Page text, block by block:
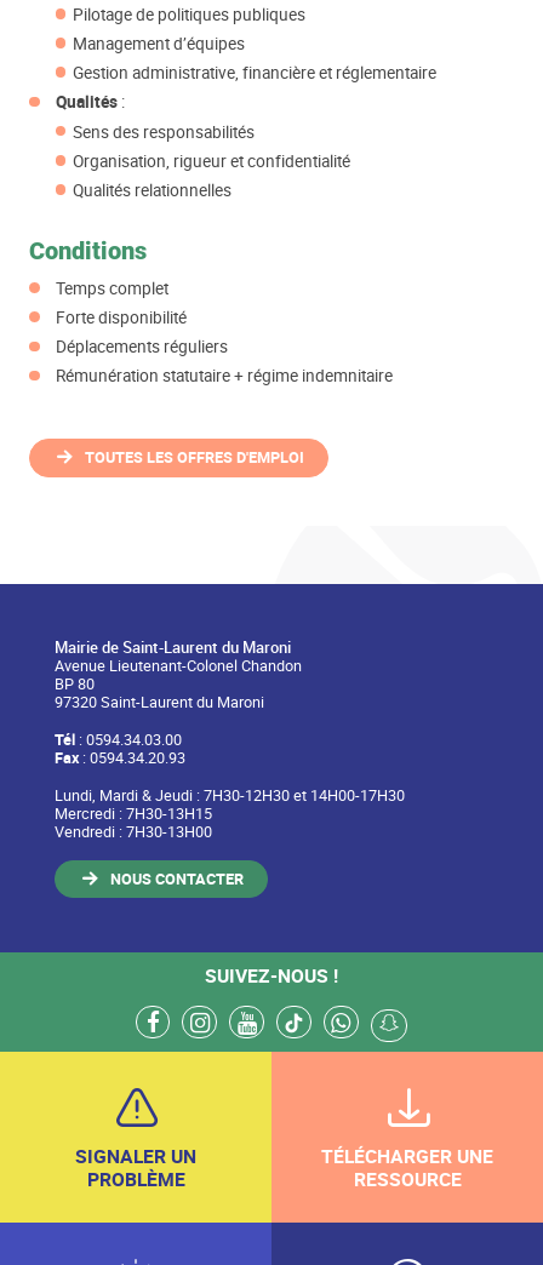
Pilotage de politiques publiques
Management d’équipes
Gestion administrative, financière et réglementaire
Qualités:
Sens des responsabilités
Organisation, rigueur et confidentialité
Qualités relationnelles
Conditions
Temps complet
Forte disponibilité
Déplacements réguliers
Rémunération statutaire + régime indemnitaire
TOUTES LES OFFRES D'EMPLOI
Mairie de Saint-Laurent du Maroni
Avenue Lieutenant-Colonel Chandon
BP 80
97320 Saint-Laurent du Maroni
Tél: 0594.34.03.00
Fax: 0594.34.20.93
Lundi, Mardi & Jeudi : 7H30-12H30 et 14H00-17H30
Mercredi : 7H30-13H15
Vendredi : 7H30-13H00
NOUS CONTACTER
SUIVEZ-NOUS !
facebookinstagram
youtube
tiktokwhatsappsnapchat
SIGNALER UN
PROBLÈME
TÉLÉCHARGER UNE
RESSOURCE